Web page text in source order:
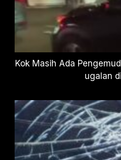
Kok Masih Ada
ugalan